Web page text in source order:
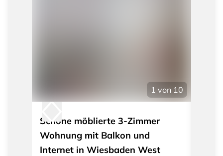
1 von 10
Schöne möblierte 3-Zimmer
Wohnung mit Balkon und
Internet in Wiesbaden West